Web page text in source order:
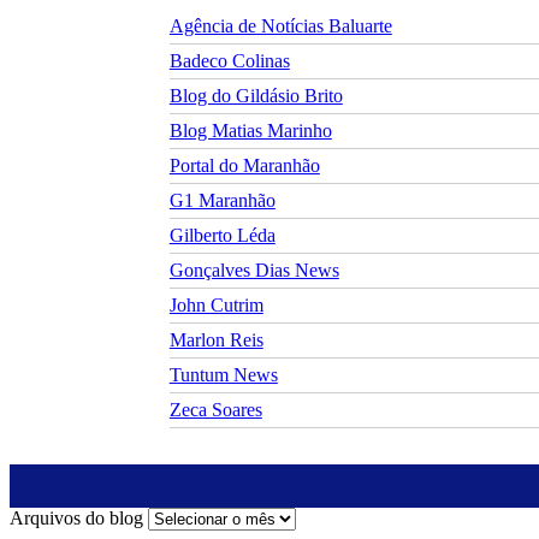
Agência de Notícias Baluarte
Badeco Colinas
Blog do Gildásio Brito
Blog Matias Marinho
Portal do Maranhão
G1 Maranhão
Gilberto Léda
Gonçalves Dias News
John Cutrim
Marlon Reis
Tuntum News
Zeca Soares
Arquivos do blog